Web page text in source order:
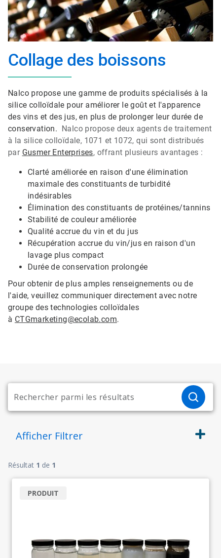
Collage des boissons
Nalco propose une gamme de produits spécialisés à la
silice colloïdale pour améliorer le goût et l'apparence
des vins et des jus, en plus de prolonger leur durée de
conservation. Nalco propose deux agents de traitement
à la silice colloïdale, 1071 et 1072, qui sont distribués
par Gusmer Enterprises, offrant plusieurs avantages :
Clarté améliorée en raison d'une élimination
maximale des constituants de turbidité
indésirables
Élimination des constituants de protéines/tannins
Stabilité de couleur améliorée
Qualité accrue du vin et du jus
Récupération accrue du vin/jus en raison d'un
lavage plus compact
Durée de conservation prolongée
Pour obtenir de plus amples renseignements ou de
l'aide, veuillez communiquer directement avec notre
groupe des technologies colloïdales
à CTGmarketing@ecolab.com.
Afficher Filtrer
Résultat 1 de 1
PRODUIT